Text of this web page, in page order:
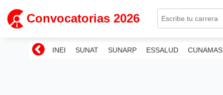
Convocatorias 2026
INEI SUNAT SUNARP ESSALUD CUNAMAS